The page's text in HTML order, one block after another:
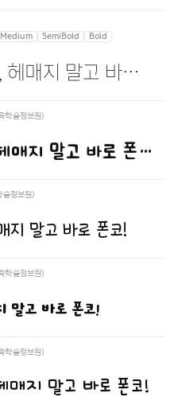
Medium SemiBold
Bold
당신이 찾던 그 폰트, 헤매지 말고 바로 폰코!
학술정보원)
당신이 찾던 그 폰트, 헤매지 말고 바로 폰코!
정보원)
지 말고 바로 폰코!
학술정보원)
말고 바로 폰코!
학술정보원)
매지 말고 바로 폰코!